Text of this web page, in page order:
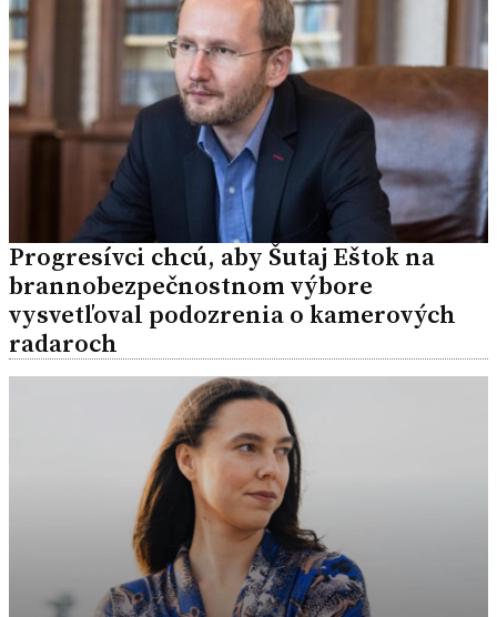
Progresívci chcú, aby Šutaj Eštok na
brannobezpečnostnom výbore
vysvetľoval podozrenia o kamerových
radaroch